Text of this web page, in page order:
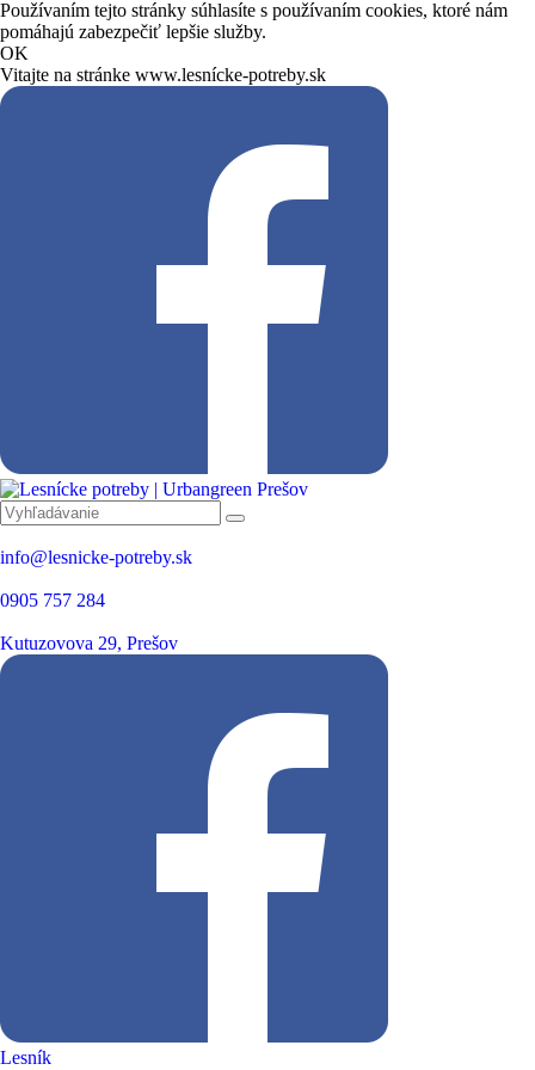
Používaním tejto stránky súhlasíte s používaním cookies, ktoré nám
pomáhajú zabezpečiť lepšie služby.
OK
Vitajte na stránke www.lesnícke-potreby.sk
info@lesnicke-potreby.sk
0905 757 284
Kutuzovova 29, Prešov
Lesník